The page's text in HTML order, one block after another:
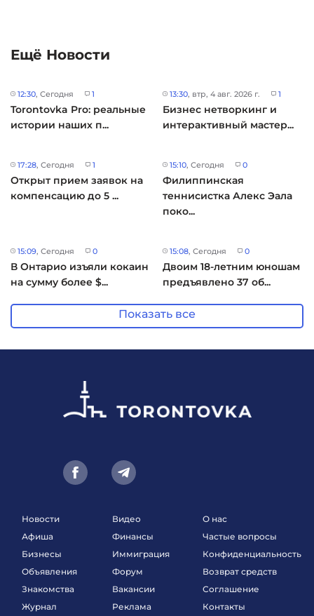
Ещё Новости
12:30, Сегодня 1
Torontovka Pro: реальные
истории наших п...
13:30, втр, 4 авг. 2026 г. 1
Бизнес нетворкинг и
интерактивный мастер...
17:28, Сегодня 1
Открыт прием заявок на
компенсацию до 5 ...
15:10, Сегодня 0
Филиппинская
теннисистка Алекс Эала
поко...
15:09, Сегодня 0
В Онтарио изъяли кокаин
на сумму более $...
15:08, Сегодня 0
Двоим 18-летним юношам
предъявлено 37 об...
Показать все
Новости
Афиша
Бизнесы
Объявления
Знакомства
Журнал
Видео
Финансы
Иммиграция
Форум
Вакансии
Реклама
О нас
Частые вопросы
Конфиденциальность
Возврат средств
Соглашение
Контакты